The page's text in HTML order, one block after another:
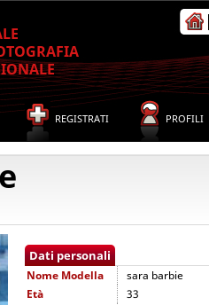
REGISTRATI PROFILI
Dati personali
Nome Modella
sara barbie
Età
33